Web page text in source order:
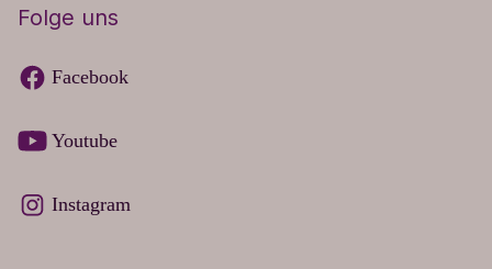
Folge uns
Facebook
Youtube
Instagram